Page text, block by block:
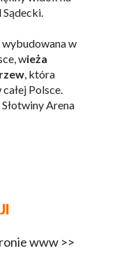
w
wieża
, która
Polsce.
Arena
www >>